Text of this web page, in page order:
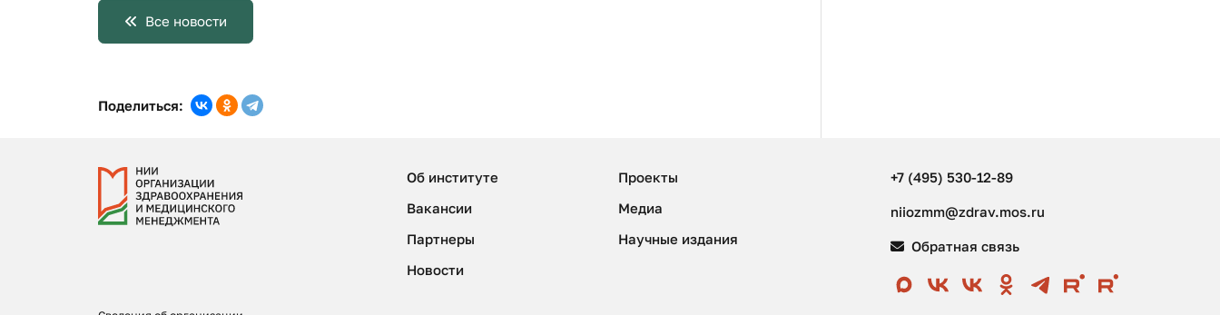
Все новости
Поделиться:
+7 (495) 530-12-89
niiozmm@zdrav.mos.ru
Обратная связь
Об институте
Вакансии
Партнеры
Новости
Проекты
Медиа
Научные издания